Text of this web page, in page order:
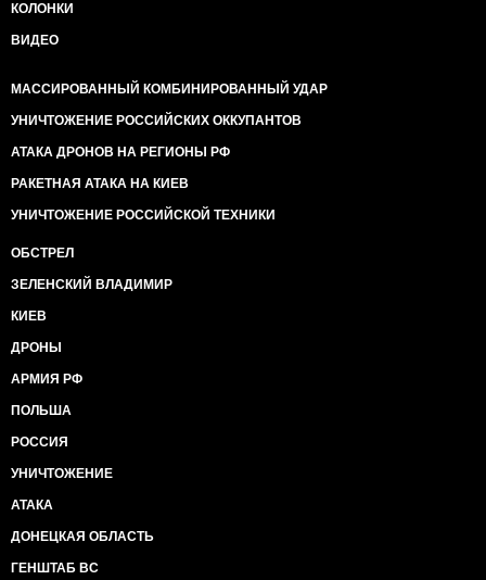
КОЛОНКИ
ВИДЕО
МАССИРОВАННЫЙ КОМБИНИРОВАННЫЙ УДАР
УНИЧТОЖЕНИЕ РОССИЙСКИХ ОККУПАНТОВ
АТАКА ДРОНОВ НА РЕГИОНЫ РФ
РАКЕТНАЯ АТАКА НА КИЕВ
УНИЧТОЖЕНИЕ РОССИЙСКОЙ ТЕХНИКИ
ОБСТРЕЛ
ЗЕЛЕНСКИЙ ВЛАДИМИР
КИЕВ
ДРОНЫ
АРМИЯ РФ
ПОЛЬША
РОССИЯ
УНИЧТОЖЕНИЕ
АТАКА
ДОНЕЦКАЯ ОБЛАСТЬ
ГЕНШТАБ ВС